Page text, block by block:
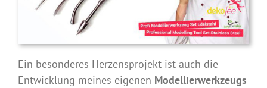
Ein besonderes Herzensprojekt ist auch die
Entwicklung meines eigenen Modellierwerkzeugs